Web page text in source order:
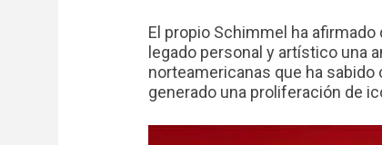
El propio Schimmel ha
legado personal y artístico una
norteamericanas que ha sabido
generado una proliferación de